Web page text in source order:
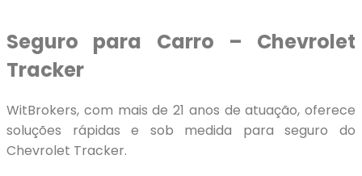
Seguro para Carro – Chevrolet
Tracker
WitBrokers, com mais de 21 anos de atuação, oferece
soluções rápidas e sob medida para seguro do
Chevrolet Tracker.